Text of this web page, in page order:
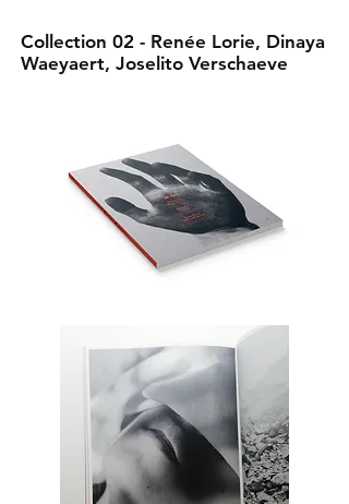
Collection 02 - Renée Lorie, Dinaya
Waeyaert, Joselito Verschaeve